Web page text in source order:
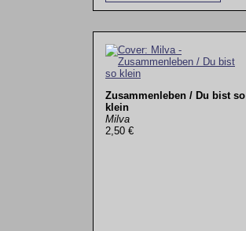
Zusammenleben / Du bist so
klein
Milva
2,50 €